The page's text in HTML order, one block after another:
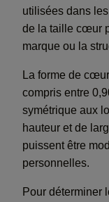
utilisées dans
de la taille cœur
marque ou la
La forme de
compris entre
symétrique aux
hauteur et de
puissent être
personnelles.
Pour déterminer